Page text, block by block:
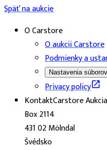
Späť na aukcie
O Carstore
O aukcii Carstore
Podmienky a
Nastavenia
Privacy policy
KontaktCarstore Aukcia
Box 2114
431 02 Mölndal
Švédsko